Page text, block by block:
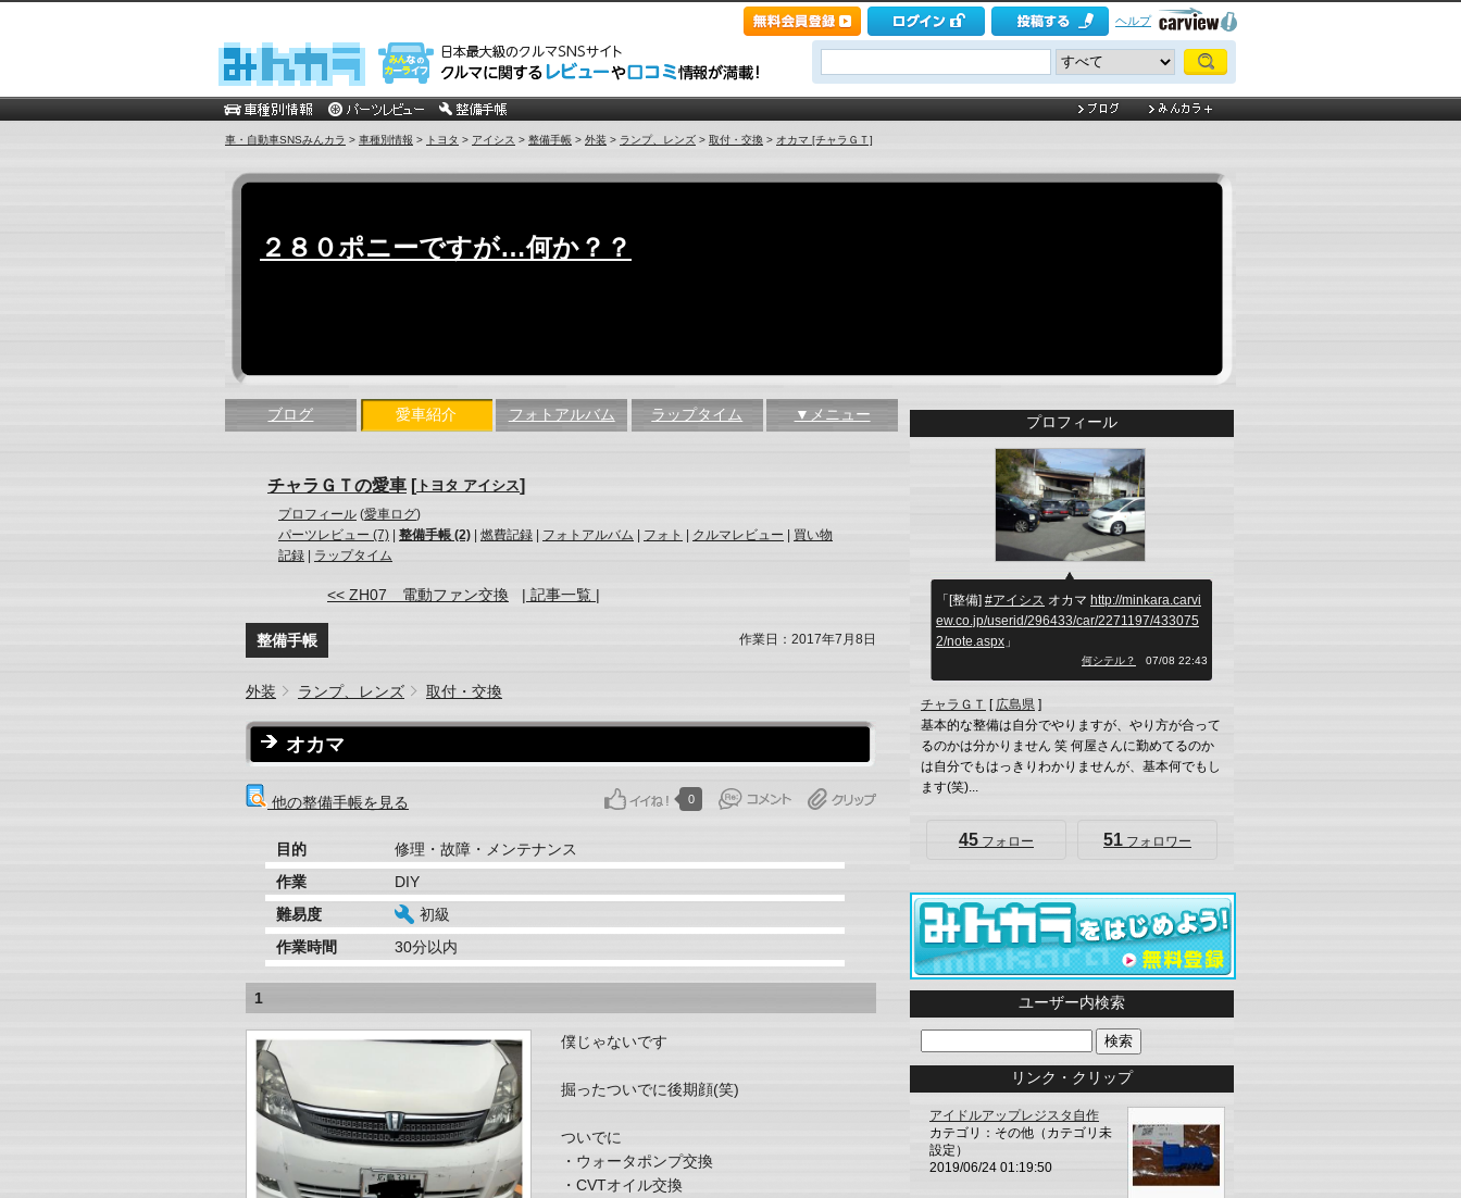
ヘルプ
車・自動車SNSみんカラ > 車種別情報 > トヨタ > アイシス > 整備手帳 > 外装 > ランプ、レンズ > 取付・交換 > オカマ [チャラＧＴ]
２８０ポニーですが…何か？？
ブログ 愛車紹介 フォトアルバム ラップタイム ▼メニュー
チャラＧＴの愛車 [ トヨタ アイシス]
プロフィール (愛車ログ)
パーツレビュー (7)
整備手帳 (2) 燃費記録 フォトアルバム フォト クルマレビュー
買い物
記録
ラップタイム
<< ZH07 電動ファン交換 | 記事一覧 |
整備手帳 作業日：2017年7月8日
外装 ランプ、レンズ 取付・交換
オカマ
他の整備手帳を見る 0
目的
修理・故障・メンテナンス
作業
DIY
難易度
初級
作業時間
30分以内
1
僕じゃないです
掘ったついでに後期顔(笑)
ついでに
・ウォータポンプ交換
・CVTオイル交換
プロフィール
「[整備] #アイシス オカマ http://minkara.carvi
ew.co.jp/userid/296433/car/2271197/433075
2/note.aspx 」
何シテル？ 07/08 22:43
チャラＧＴ [ 広島県 ]
基本的な整備は自分でやりますが、やり方が合って
るのかは分かりません 笑 何屋さんに勤めてるのか
は自分でもはっきりわかりませんが、基本何でもし
ます(笑)...
45 フォロー 51 フォロワー
ユーザー内検索
リンク・クリップ
アイドルアップレジスタ自作
カテゴリ：その他（カテゴリ未
設定）
2019/06/24 01:19:50